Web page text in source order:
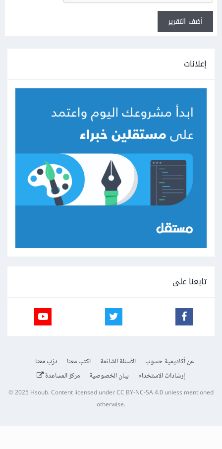
أضف التقرير
إعلانات
تابعنا على
عن أكاديمية حسوب الأسئلة الشائعة اكتب معنا
درّب معنا
إرشادات الاستخدام
بيان الخصوصية مركز المساعدة
© 2025 Hsoub.Content licensed underCC BY-NC-SA 4.0unless mentioned
otherwise.